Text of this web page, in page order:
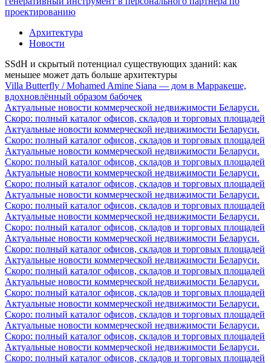
проектированию
Архитектура
Новости
SSdH и скрытый потенциал существующих зданий: как
меньшее может дать больше архитектуры
Villa Butterfly / Mohamed Amine Siana — дом в Марракеше,
вдохновлённый образом бабочек
Актуальные новости коммерческой недвижимости Беларуси.
Скоро: полный каталог офисов, складов и торговых площадей
Актуальные новости коммерческой недвижимости Беларуси.
Скоро: полный каталог офисов, складов и торговых площадей
Актуальные новости коммерческой недвижимости Беларуси.
Скоро: полный каталог офисов, складов и торговых площадей
Актуальные новости коммерческой недвижимости Беларуси.
Скоро: полный каталог офисов, складов и торговых площадей
Актуальные новости коммерческой недвижимости Беларуси.
Скоро: полный каталог офисов, складов и торговых площадей
Актуальные новости коммерческой недвижимости Беларуси.
Скоро: полный каталог офисов, складов и торговых площадей
Актуальные новости коммерческой недвижимости Беларуси.
Скоро: полный каталог офисов, складов и торговых площадей
Актуальные новости коммерческой недвижимости Беларуси.
Скоро: полный каталог офисов, складов и торговых площадей
Актуальные новости коммерческой недвижимости Беларуси.
Скоро: полный каталог офисов, складов и торговых площадей
Актуальные новости коммерческой недвижимости Беларуси.
Скоро: полный каталог офисов, складов и торговых площадей
Актуальные новости коммерческой недвижимости Беларуси.
Скоро: полный каталог офисов, складов и торговых площадей
Актуальные новости коммерческой недвижимости Беларуси.
Скоро: полный каталог офисов, складов и торговых площадей